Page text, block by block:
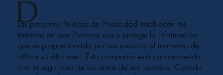
D
Las presentes Políticas de Privacidad establecen los
términos en que Pioneros usa y protege la información
que es proporcionada por sus usuarios al momento de
utilizar su sitio web. Esta compañía está comprometida
con la seguridad de los datos de sus usuarios. Cuando